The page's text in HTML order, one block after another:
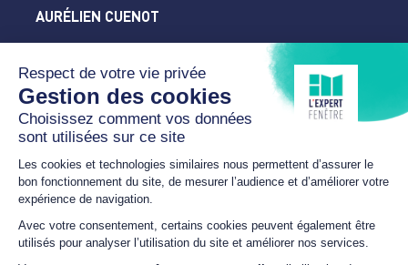
AURÉLIEN CUENOT
Doubs
31 rue des Tilleuls
25450 DAMPRICHARD
cuenot.contact@yahoo.com
HORAIRES